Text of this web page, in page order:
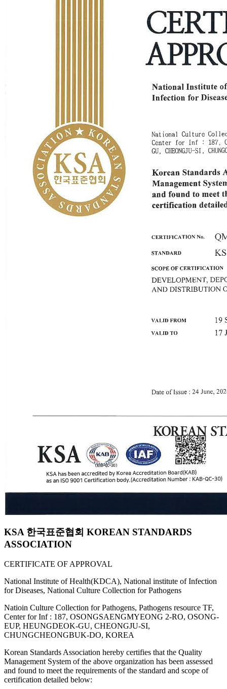
KSA 한국표준협회 KOREAN STANDARDS
ASSOCIATION
CERTIFICATE OF APPROVAL
National Institute of Health(KDCA), National institute of Infection
for Diseases, National Culture Collection for Pathogens
Natioin Culture Collection for Pathogens, Pathogens resource TF,
Center for Inf : 187, OSONGSAENGMYEONG 2-RO, OSONG-
EUP, HEUNGDEOK-GU, CHEONGJU-SI,
CHUNGCHEONGBUK-DO, KOREA
Korean Standards Association hereby certifies that the Quality
Management System of the above organization has been assessed
and found to meet the requirements of the standard and scope of
certification detailed below: